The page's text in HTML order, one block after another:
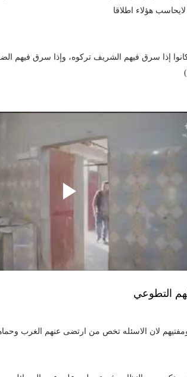
هؤلاء اطلاقا
إذا سرق فيهم الشريف تركوه، وإذا سرق فيهم
التطوعي
ومفتيهم لان الاسئله تخص من ارتضى عنهم الغرب